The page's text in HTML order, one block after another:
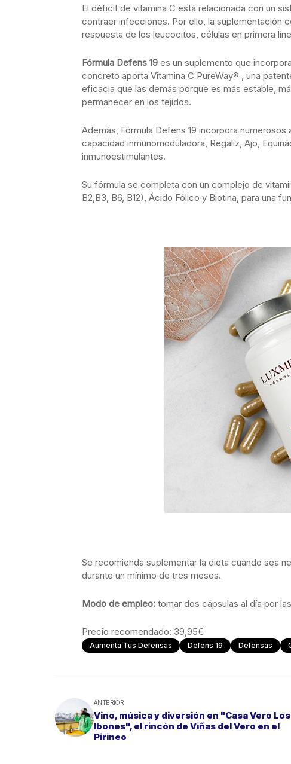
El déficit de vitamina C está relacionada con un
contraer infecciones. Por ello, la suplementación
respuesta de los leucocitos, células en primera
Fórmula Defens 19 es un suplemento que
concreto aporta Vitamina C PureWay® , una
eficacia que las demás porque es más estable,
permanecer en los tejidos.
Además, Fórmula Defens 19 incorpora
capacidad inmunomoduladora, Regaliz, Ajo,
inmunoestimulantes.
Su fórmula se completa con un complejo de
B2,B3, B6, B12), Ácido Fólico y Biotina, para una
Se recomienda suplementar la dieta cuando sea
durante un mínimo de tres meses.
Modo de empleo: tomar dos cápsulas al día por
Precio recomendado: 39,95€
Aumenta Tus Defensas Defens 19 Defensas
ANTERIOR
Vino, música y diversión en "Casa Vero Los
Ibones", el rincón de Viñas del Vero en el
Pirineo